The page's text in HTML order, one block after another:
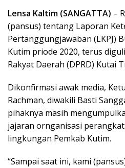
Lensa Kaltim (SANGATTA) –
(pansus) tentang Laporan
Pertanggungjawaban (LKPJ)
Kutim priode 2020, terus
Rakyat Daerah (DPRD) Kutai
Dikonfirmasi awak media,
Rachman, diwakili Basti
pihaknya masih
jajaran ornganisasi perangkat
lingkungan Pemkab Kutim.
“Sampai saat ini, kami